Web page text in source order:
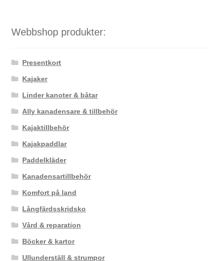
Webbshop produkter:
Presentkort
Kajaker
Linder kanoter & båtar
Ally kanadensare & tillbehör
Kajaktillbehör
Kajakpaddlar
Paddelkläder
Kanadensartillbehör
Komfort på land
Långfärdsskridsko
Vård & reparation
Böcker & kartor
Ullunderställ & strumpor